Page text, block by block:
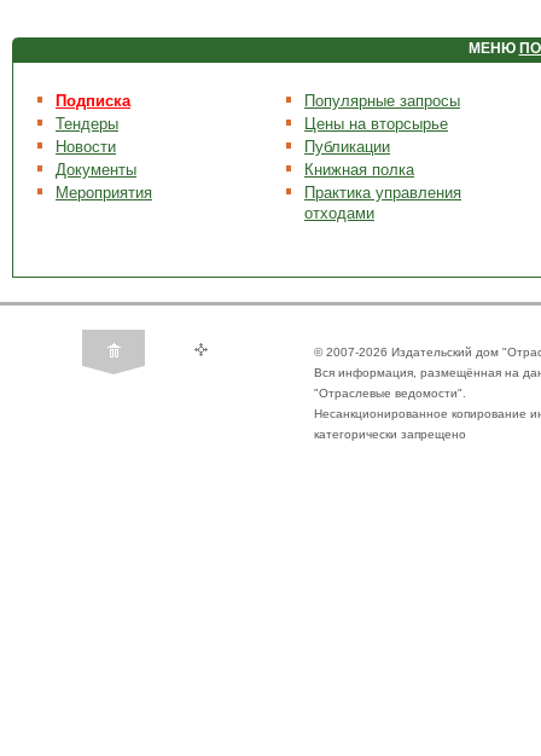
МЕНЮ
Подписка
Тендеры
Новости
Документы
Мероприятия
Популярные запросы
Цены на вторсырье
Публикации
Книжная полка
Практика управления
отходами
© 2007-2026 Издательский дом
Вся информация, размещённая на
"Отраслевые ведомости".
Несанкционированное копирование
категорически запрещено